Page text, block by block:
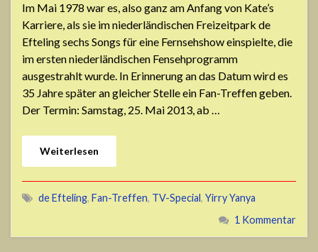
Im Mai 1978 war es, also ganz am Anfang von Kate’s
Karriere, als sie im niederländischen Freizeitpark de
Efteling sechs Songs für eine Fernsehshow einspielte, die
im ersten niederländischen Fensehprogramm
ausgestrahlt wurde. In Erinnerung an das Datum wird es
35 Jahre später an gleicher Stelle ein Fan-Treffen geben.
Der Termin: Samstag, 25. Mai 2013, ab …
Weiterlesen
de Efteling, Fan-Treffen, TV-Special, Yirry Yanya
1 Kommentar